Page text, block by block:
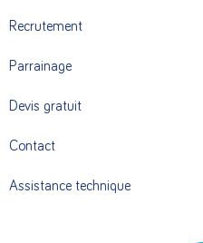
Recrutement
Parrainage
Devis gratuit
Contact
Assistance technique